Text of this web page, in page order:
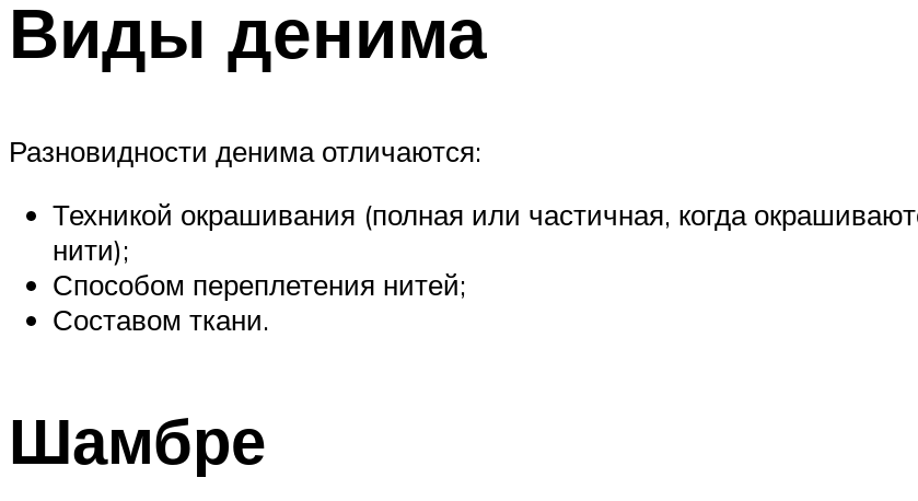
Виды денима
Разновидности денима отличаются:
Техникой окрашивания (полная или частичная, когда
нити);
Способом переплетения нитей;
Составом ткани.
Шамбре